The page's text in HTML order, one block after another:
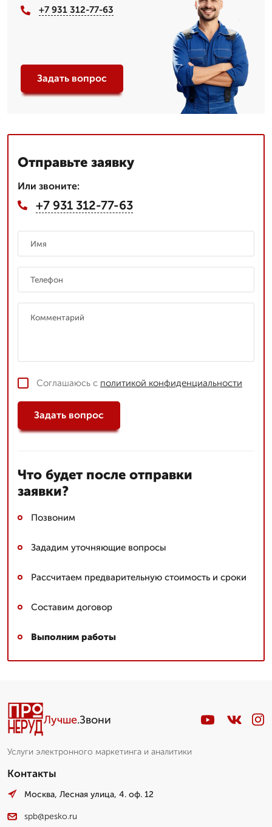
+7 931 312-77-63
Задать вопрос
Отправьте заявку
Или звоните:
+7 931 312-77-63
Соглашаюсь с политикой конфиденциальности
Задать вопрос
Что будет после отправки
заявки?
Позвоним
Зададим уточняющие вопросы
Рассчитаем предварительную стоимость и сроки
Составим договор
Выполним работы
Лучше.Звони
Услуги электронного маркетинга и аналитики
Контакты
Москва, Лесная улица, 4. оф. 12
spb@pesko.ru